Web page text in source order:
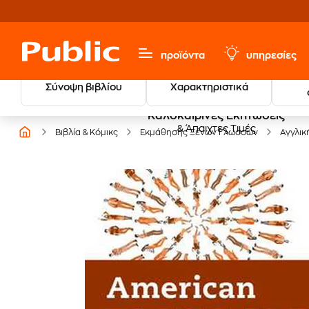
προϊόντα υπηρεσίες
Σύνοψη βιβλίου Χαρακτηριστικά
Καλοκαιρινές Εκπτώσεις
& Άπαιχτες Τιμές
Βιβλία & Κόμικς Εκμάθησης Ξένων Γλωσσών